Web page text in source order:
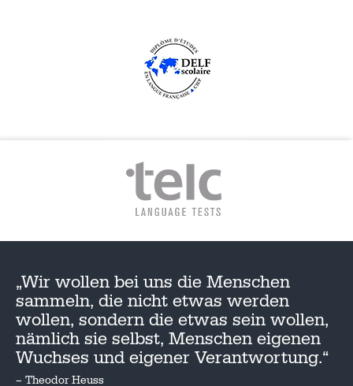
„Wir wollen bei uns die Menschen
sammeln, die nicht etwas werden
wollen, sondern die etwas sein wollen,
nämlich sie selbst, Menschen eigenen
Wuchses und eigener Verantwortung.“
– Theodor Heuss